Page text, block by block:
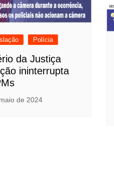
Polícia
da Justiça
ininterrupta
de 2024